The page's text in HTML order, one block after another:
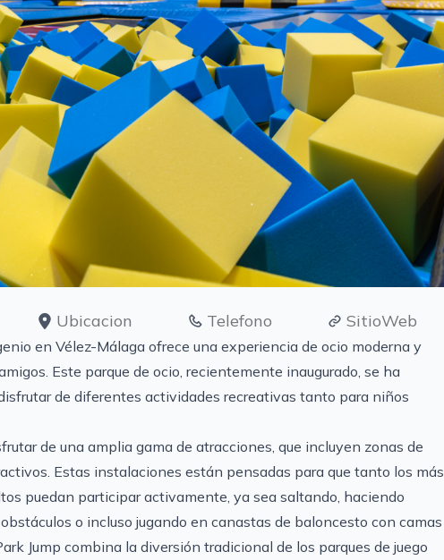
Ubicacion Telefono SitioWeb
en Vélez-Málaga ofrece una experiencia de ocio moderna y
Este parque de ocio, recientemente inaugurado, se ha
de diferentes actividades recreativas tanto para niños
de una amplia gama de atracciones, que incluyen zonas de
Estas instalaciones están pensadas para que tanto los más
puedan participar activamente, ya sea saltando, haciendo
o incluso jugando en canastas de baloncesto con camas
Jump combina la diversión tradicional de los parques de juego